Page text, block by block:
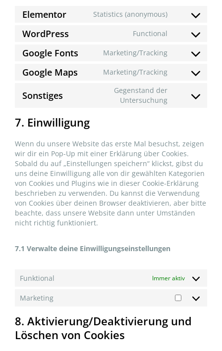
Elementor Statistics (anonymous)
WordPress Functional
Google Fonts Marketing/Tracking
Google Maps Marketing/Tracking
Sonstiges
Gegenstand der
Untersuchung
7. Einwilligung
Wenn du unsere Website das erste Mal besuchst, zeigen
wir dir ein Pop-Up mit einer Erklärung über Cookies.
Sobald du auf „Einstellungen speichern“ klickst, gibst du
uns deine Einwilligung alle von dir gewählten Kategorien
von Cookies und Plugins wie in dieser Cookie-Erklärung
beschrieben zu verwenden. Du kannst die Verwendung
von Cookies über deinen Browser deaktivieren, aber bitte
beachte, dass unsere Website dann unter Umständen
nicht richtig funktioniert.
7.1 Verwalte deine Einwilligungseinstellungen
Funktional Immer aktiv
Marketing
8. Aktivierung/Deaktivierung und
Löschen von Cookies